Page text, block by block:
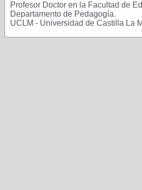
Profesor Doctor en la Facultad de
Departamento de Pedagogía.
UCLM - Universidad de Castilla La